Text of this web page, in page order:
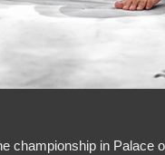
championship in Palace